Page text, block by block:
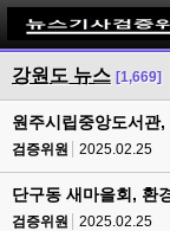
강원도 뉴스 [1,669]
원주시립중앙도서관
검증위원 2025.02.25
단구동 새마을회, 환
검증위원 2025.02.25